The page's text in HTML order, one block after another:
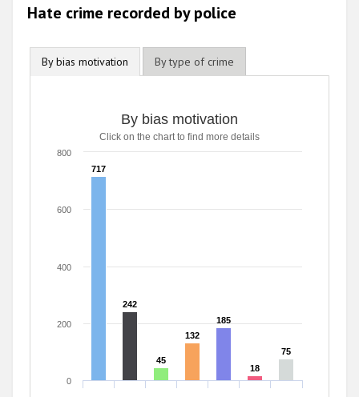
Hate crime recorded by police
By bias motivation By type of crime
By bias motivation
Click on the chart to find more details
717
717
242
242
45
45
132
132
185
185
18
18
75
75
0
200
400
600
800